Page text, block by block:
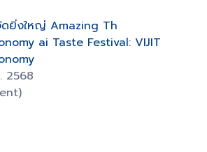
ดยิ่งใหญ่ Amazing Th
ai Taste Festival: VIJIT
2568